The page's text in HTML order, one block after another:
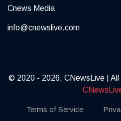
Cnews Media
info@cnewslive.com
© 2020 - 2026, CNewsLive |
Terms of Service